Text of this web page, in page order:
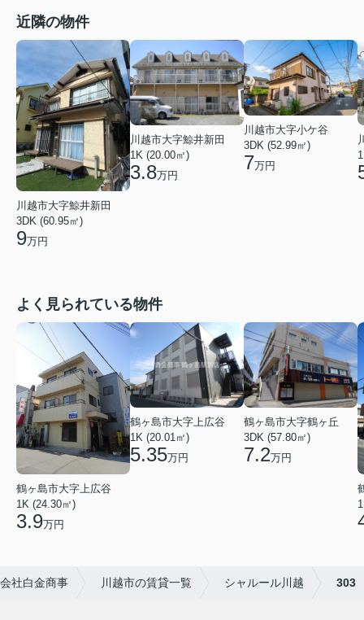
近隣の物件
川越市大字鯨井新田
3DK (60.95㎡)
9万円
川越市大字鯨井新田
1K (20.00㎡)
3.8万円
川越市大字小ケ谷
3DK (52.99㎡)
7万円
よく見られている物件
鶴ヶ島市大字上広谷
1K (24.30㎡)
3.9万円
鶴ヶ島市大字上広谷
1K (20.01㎡)
5.35万円
鶴ヶ島市大字鶴ヶ丘
3DK (57.80㎡)
7.2万円
社白金商事 川越市の賃貸一覧 シャルール川越 303